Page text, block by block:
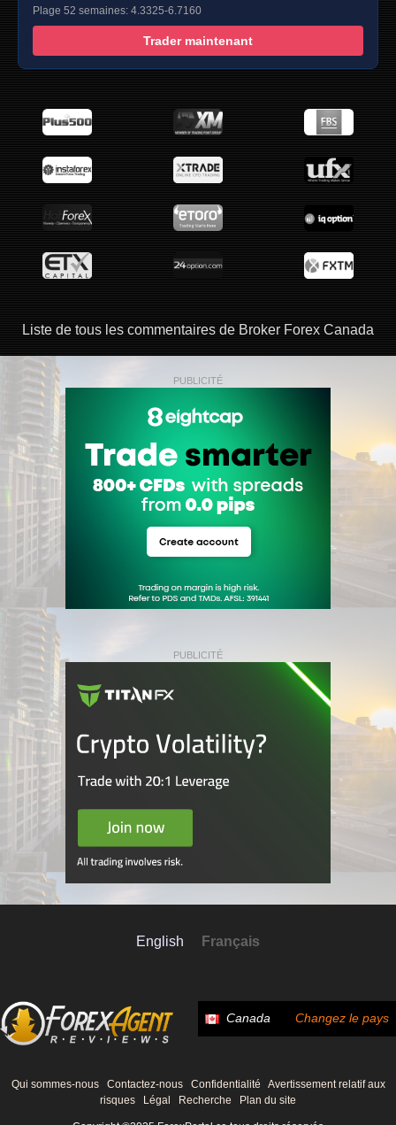
Plage 52 semaines: 4.3325-6.7160
Trader maintenant
Liste de tous les commentaires de Broker Forex Canada
PUBLICITÉ
PUBLICITÉ
English Français
Canada Changez le pays
Qui sommes-nous Contactez-nous Confidentialité
Avertissement relatif aux
risques
Légal Recherche Plan du site